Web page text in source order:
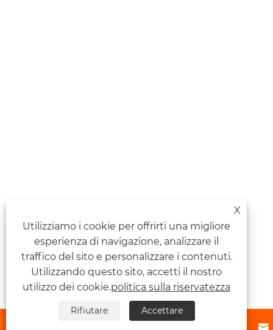
X
Utilizziamo i cookie per offrirti una migliore
esperienza di navigazione, analizzare il
traffico del sito e personalizzare i contenuti.
Utilizzando questo sito, accetti il ​​nostro
utilizzo dei cookie.politica sulla riservatezza
Rifiutare Accettare